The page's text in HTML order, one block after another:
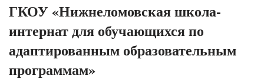
ГКОУ «Нижнеломовская школа-
интернат для обучающихся по
адаптированным образовательным
программам»